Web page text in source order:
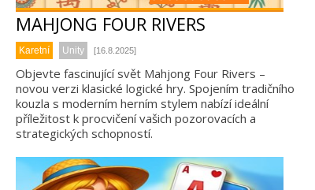
MAHJONG FOUR RIVERS
Karetní Unity [16.8.2025]
Objevte fascinující svět Mahjong Four Rivers –
novou verzi klasické logické hry. Spojením tradičního
kouzla s moderním herním stylem nabízí ideální
příležitost k procvičení vašich pozorovacích a
strategických schopností.